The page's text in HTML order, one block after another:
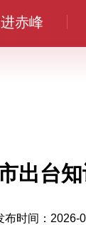
赤峰
出台
间：2026-